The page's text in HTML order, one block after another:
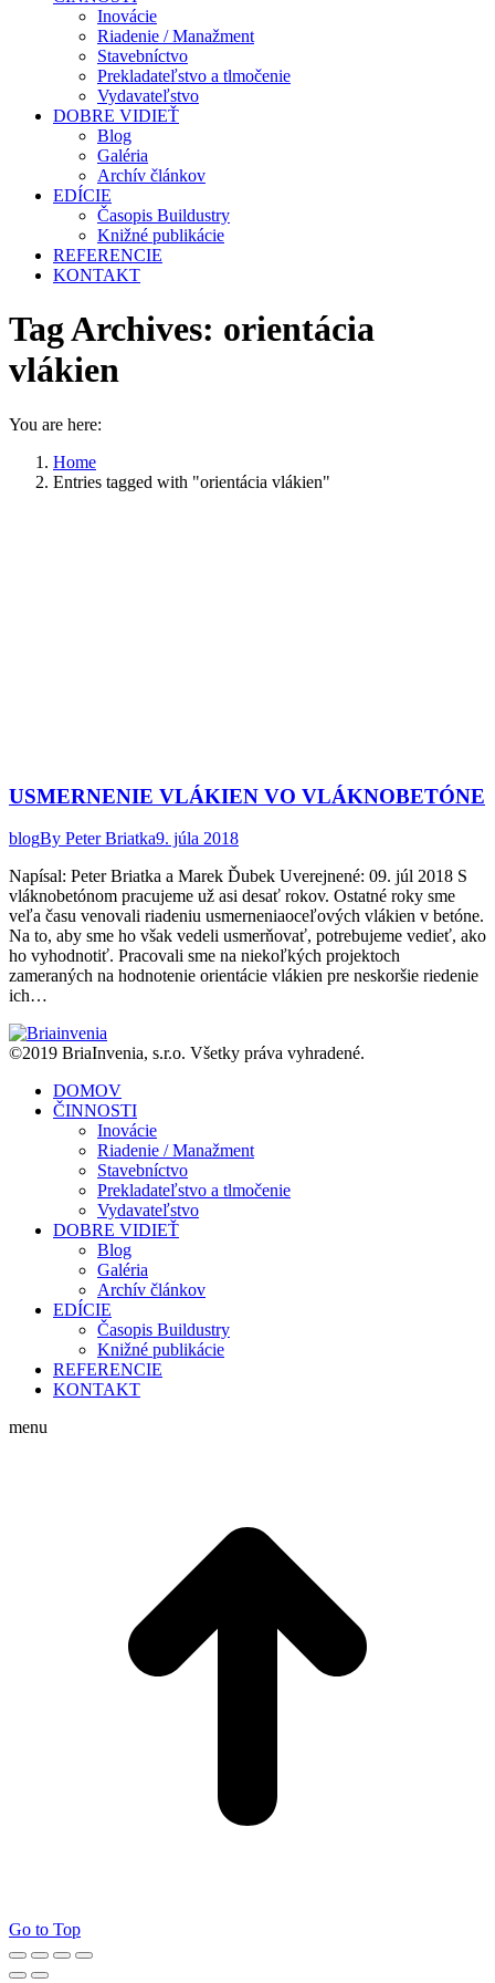
Inovácie
Riadenie / Manažment
Stavebníctvo
Prekladateľstvo a tlmočenie
Vydavateľstvo
DOBRE VIDIEŤ
Blog
Galéria
Archív článkov
EDÍCIE
Časopis Buildustry
Knižné publikácie
REFERENCIE
KONTAKT
Tag Archives: orientácia
vlákien
You are here:
Home
Entries tagged with "orientácia vlákien"
USMERNENIE VLÁKIEN VO VLÁKNOBETÓNE
blogBy Peter Briatka9. júla 2018
Napísal: Peter Briatka a Marek Ďubek Uverejnené: 09. júl 2018 S
vláknobetónom pracujeme už asi desať rokov. Ostatné roky sme
veľa času venovali riadeniu usmerneniaoceľových vlákien v betóne.
Na to, aby sme ho však vedeli usmerňovať, potrebujeme vedieť, ako
ho vyhodnotiť. Pracovali sme na niekoľkých projektoch
zameraných na hodnotenie orientácie vlákien pre neskoršie riedenie
ich…
©2019 BriaInvenia, s.r.o. Všetky práva vyhradené.
DOMOV
ČINNOSTI
Inovácie
Riadenie / Manažment
Stavebníctvo
Prekladateľstvo a tlmočenie
Vydavateľstvo
DOBRE VIDIEŤ
Blog
Galéria
Archív článkov
EDÍCIE
Časopis Buildustry
Knižné publikácie
REFERENCIE
KONTAKT
menu
Go to Top